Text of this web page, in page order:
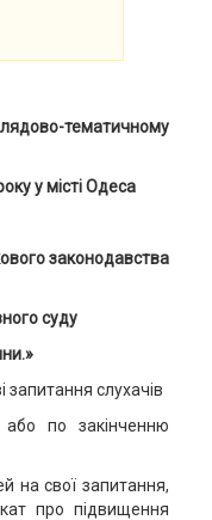
тематичному
у місті Одеса
законодавства
суду
слухачів
по закінченню
на свої запитання,
про підвищення